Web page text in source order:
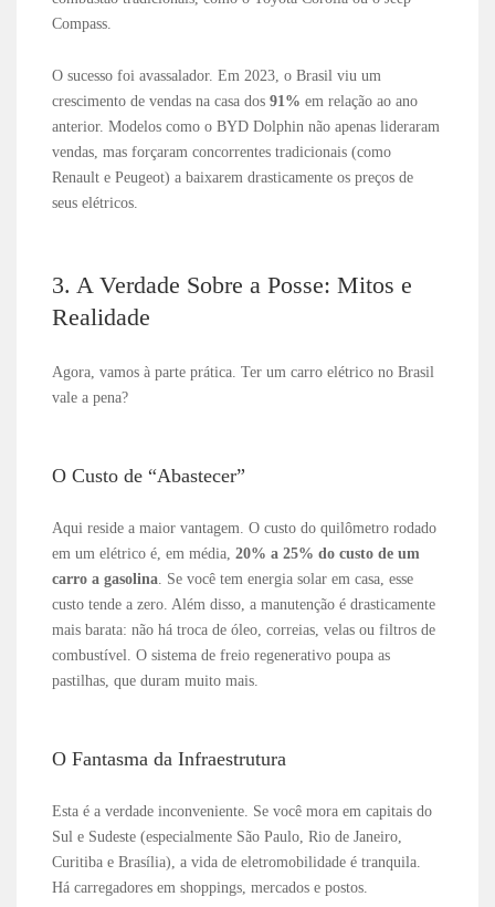
Compass.
O sucesso foi avassalador. Em 2023, o Brasil viu um
crescimento de vendas na casa dos91% em relação ao ano
anterior. Modelos como o BYD Dolphin não apenas lideraram
vendas, mas forçaram concorrentes tradicionais (como
Renault e Peugeot) a baixarem drasticamente os preços de
seus elétricos.
3. A Verdade Sobre a Posse: Mitos e
Realidade
Agora, vamos à parte prática. Ter um carro elétrico no Brasil
vale a pena?
O Custo de “Abastecer”
Aqui reside a maior vantagem. O custo do quilômetro rodado
em um elétrico é, em média,20% a 25% do custo de um
carro a gasolina . Se você tem energia solar em casa, esse
custo tende a zero. Além disso, a manutenção é drasticamente
mais barata: não há troca de óleo, correias, velas ou filtros de
combustível. O sistema de freio regenerativo poupa as
pastilhas, que duram muito mais.
O Fantasma da Infraestrutura
Esta é a verdade inconveniente. Se você mora em capitais do
Sul e Sudeste (especialmente São Paulo, Rio de Janeiro,
Curitiba e Brasília), a vida de eletromobilidade é tranquila.
Há carregadores em shoppings, mercados e postos.